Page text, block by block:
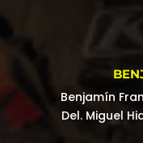
Benjamín
Del. Miguel